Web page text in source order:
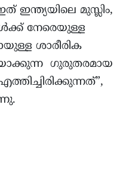
ഇന്ത്യയിലെ മുസ്ലിം,
നേരെയുള്ള
ശാരീരിക
ഗുരുതരമായ